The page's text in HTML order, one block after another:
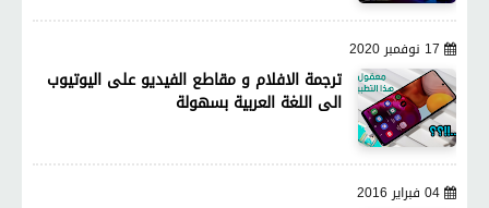
17 نوفمبر 2020
ترجمة الافلام و مقاطع الفيديو على اليوتيوب
الى اللغة العربية بسهولة
04 فبراير 2016